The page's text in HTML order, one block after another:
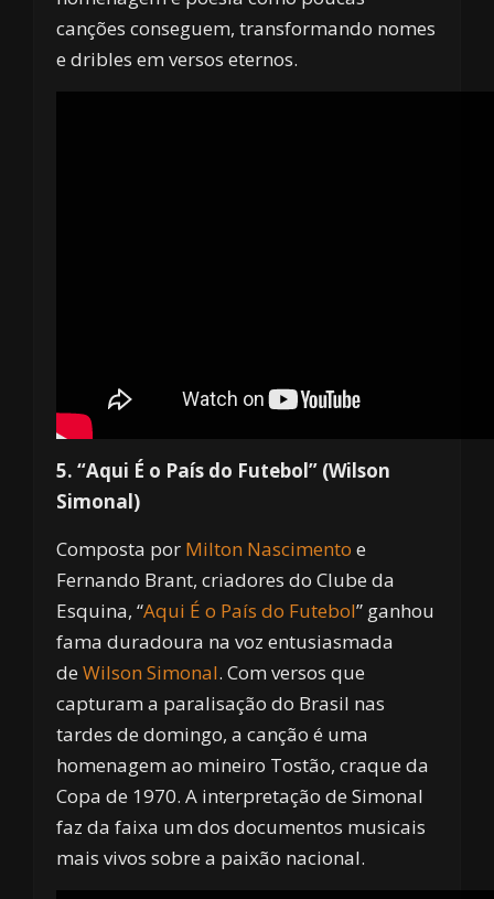
canções conseguem, transformando nomes
e dribles em versos eternos.
5. “Aqui É o País do Futebol” (Wilson
Simonal)
Composta por Milton Nascimento e
Fernando Brant, criadores do Clube da
Esquina, “Aqui É o País do Futebol” ganhou
fama duradoura na voz entusiasmada
de Wilson Simonal. Com versos que
capturam a paralisação do Brasil nas
tardes de domingo, a canção é uma
homenagem ao mineiro Tostão, craque da
Copa de 1970. A interpretação de Simonal
faz da faixa um dos documentos musicais
mais vivos sobre a paixão nacional.